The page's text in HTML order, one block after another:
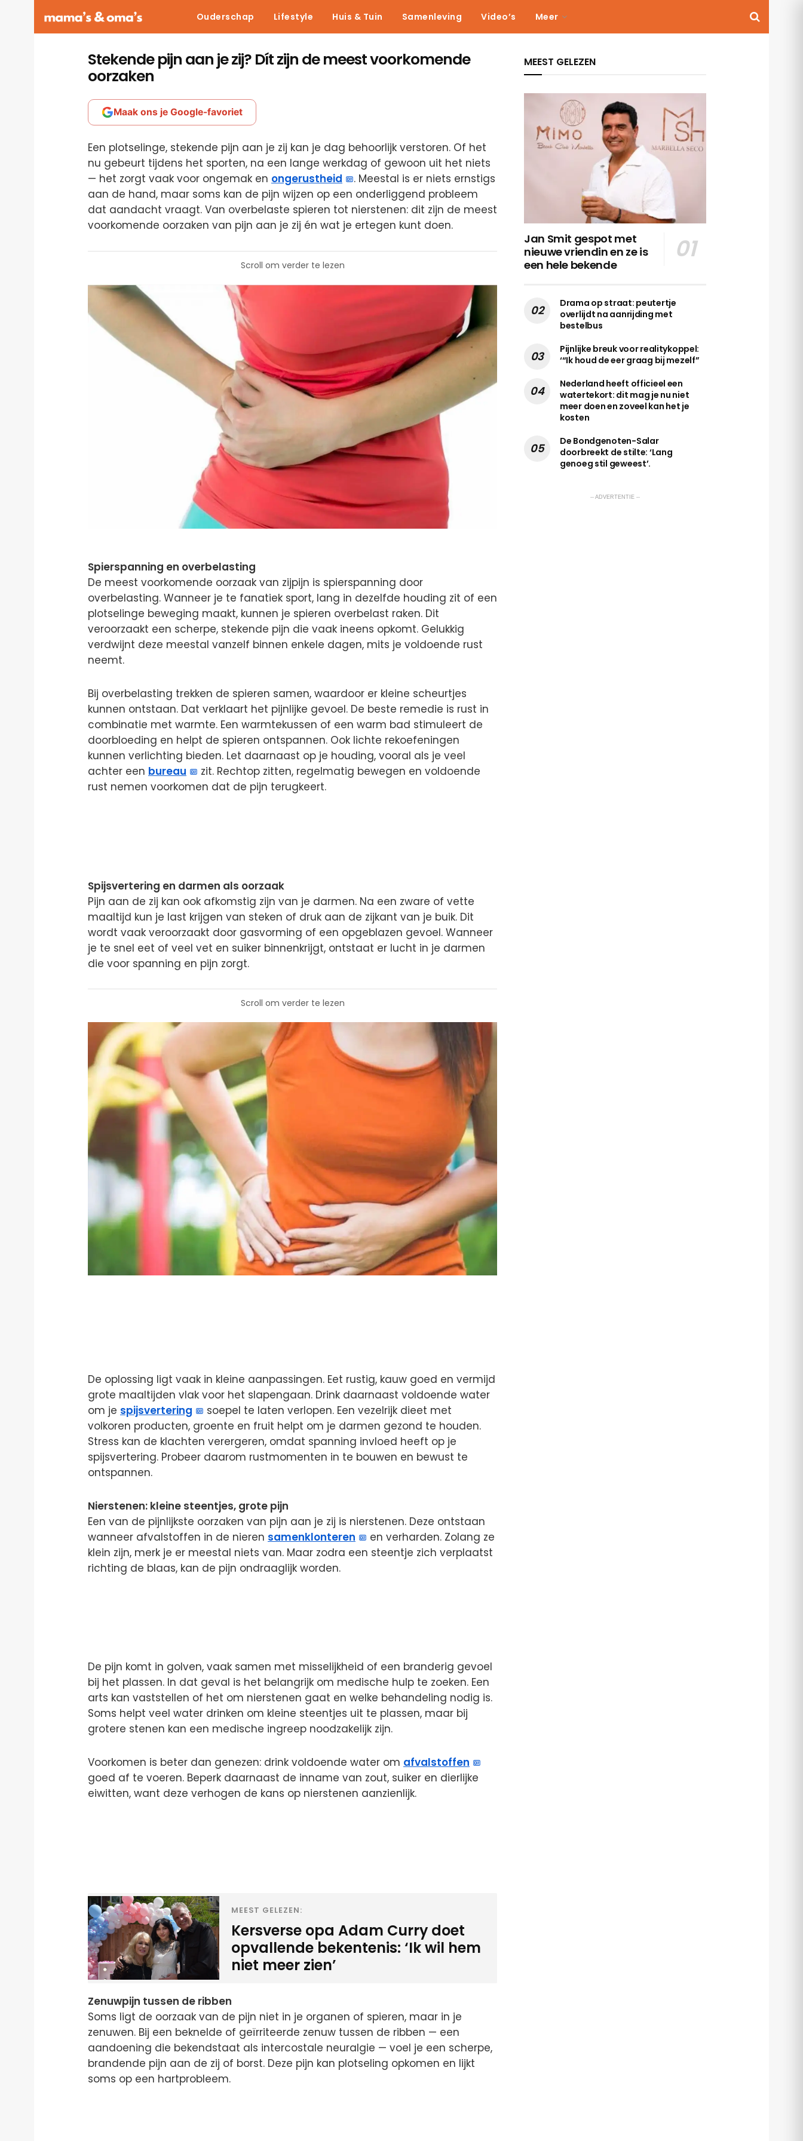
Ouderschap Lifestyle Huis & Tuin Samenleving Video’s Meer
Stekende pijn aan je zij? Dít zijn de meest voorkomende
oorzaken
Maak ons je Google-favoriet
Een plotselinge, stekende pijn aan je zij kan je dag behoorlijk verstoren. Of het
nu gebeurt tijdens het sporten, na een lange werkdag of gewoon uit het niets
— het zorgt vaak voor ongemak en ongerustheid
. Meestal is er niets ernstigs
aan de hand, maar soms kan de pijn wijzen op een onderliggend probleem
dat aandacht vraagt. Van overbelaste spieren tot nierstenen: dit zijn de meest
voorkomende oorzaken van pijn aan je zij én wat je ertegen kunt doen.
Scroll om verder te lezen
Spierspanning en overbelasting
De meest voorkomende oorzaak van zijpijn is spierspanning door
overbelasting. Wanneer je te fanatiek sport, lang in dezelfde houding zit of een
plotselinge beweging maakt, kunnen je spieren overbelast raken. Dit
veroorzaakt een scherpe, stekende pijn die vaak ineens opkomt. Gelukkig
verdwijnt deze meestal vanzelf binnen enkele dagen, mits je voldoende rust
neemt.
Bij overbelasting trekken de spieren samen, waardoor er kleine scheurtjes
kunnen ontstaan. Dat verklaart het pijnlijke gevoel. De beste remedie is rust in
combinatie met warmte. Een warmtekussen of een warm bad stimuleert de
doorbloeding en helpt de spieren ontspannen. Ook lichte rekoefeningen
kunnen verlichting bieden. Let daarnaast op je houding, vooral als je veel
achter een bureau
zit. Rechtop zitten, regelmatig bewegen en voldoende
rust nemen voorkomen dat de pijn terugkeert.
Spijsvertering en darmen als oorzaak
Pijn aan de zij kan ook afkomstig zijn van je darmen. Na een zware of vette
maaltijd kun je last krijgen van steken of druk aan de zijkant van je buik. Dit
wordt vaak veroorzaakt door gasvorming of een opgeblazen gevoel. Wanneer
je te snel eet of veel vet en suiker binnenkrijgt, ontstaat er lucht in je darmen
die voor spanning en pijn zorgt.
Scroll om verder te lezen
De oplossing ligt vaak in kleine aanpassingen. Eet rustig, kauw goed en vermijd
grote maaltijden vlak voor het slapengaan. Drink daarnaast voldoende water
om je spijsvertering
soepel te laten verlopen. Een vezelrijk dieet met
volkoren producten, groente en fruit helpt om je darmen gezond te houden.
Stress kan de klachten verergeren, omdat spanning invloed heeft op je
spijsvertering. Probeer daarom rustmomenten in te bouwen en bewust te
ontspannen.
Nierstenen: kleine steentjes, grote pijn
Een van de pijnlijkste oorzaken van pijn aan je zij is nierstenen. Deze ontstaan
wanneer afvalstoffen in de nieren samenklonteren
en verharden. Zolang ze
klein zijn, merk je er meestal niets van. Maar zodra een steentje zich verplaatst
richting de blaas, kan de pijn ondraaglijk worden.
De pijn komt in golven, vaak samen met misselijkheid of een branderig gevoel
bij het plassen. In dat geval is het belangrijk om medische hulp te zoeken. Een
arts kan vaststellen of het om nierstenen gaat en welke behandeling nodig is.
Soms helpt veel water drinken om kleine steentjes uit te plassen, maar bij
grotere stenen kan een medische ingreep noodzakelijk zijn.
Voorkomen is beter dan genezen: drink voldoende water om afvalstoffen
goed af te voeren. Beperk daarnaast de inname van zout, suiker en dierlijke
eiwitten, want deze verhogen de kans op nierstenen aanzienlijk.
MEEST GELEZEN:
Kersverse opa Adam Curry doet
opvallende bekentenis: ‘Ik wil hem
niet meer zien’
Zenuwpijn tussen de ribben
Soms ligt de oorzaak van de pijn niet in je organen of spieren, maar in je
zenuwen. Bij een beknelde of geïrriteerde zenuw tussen de ribben — een
aandoening die bekendstaat als intercostale neuralgie — voel je een scherpe,
brandende pijn aan de zij of borst. Deze pijn kan plotseling opkomen en lijkt
soms op een hartprobleem.
MEEST GELEZEN
Jan Smit gespot met
nieuwe vriendin en ze is
een hele bekende
Drama op straat: peutertje
overlijdt na aanrijding met
bestelbus
Pijnlijke breuk voor realitykoppel:
‘“Ik houd de eer graag bij mezelf”
Nederland heeft officieel een
watertekort: dit mag je nu niet
meer doen en zoveel kan het je
kosten
De Bondgenoten-Salar
doorbreekt de stilte: ‘Lang
genoeg stil geweest’.
-- ADVERTENTIE --